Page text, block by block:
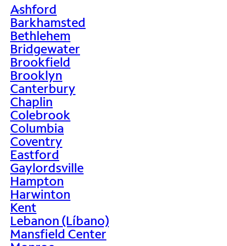
>
Ashford
Barkhamsted
Bethlehem
Bridgewater
Brookfield
Brooklyn
Canterbury
Chaplin
Colebrook
Columbia
Coventry
Eastford
Gaylordsville
Hampton
Harwinton
Kent
Lebanon (Líbano)
Mansfield Center